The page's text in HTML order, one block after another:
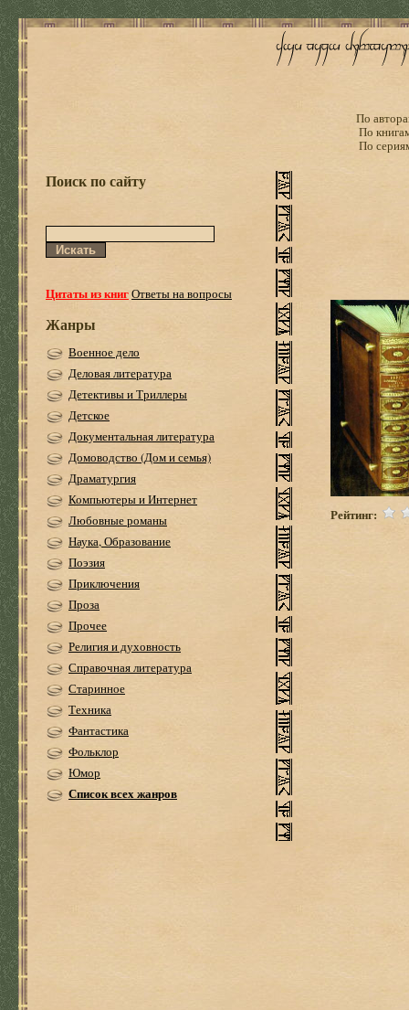
По
По
По
Поиск по сайту
Цитаты из книгОтветы на вопросы
Жанры
Военное дело
Деловая литература
Детективы и Триллеры
Детское
Документальная литература
Домоводство (Дом и семья)
Драматургия
Компьютеры и Интернет
Любовные романы
Наука, Образование
Поэзия
Приключения
Проза
Прочее
Религия и духовность
Справочная литература
Старинное
Техника
Фантастика
Фольклор
Юмор
Список всех жанров
Рейтинг: